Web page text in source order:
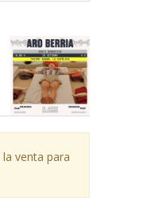
venta para